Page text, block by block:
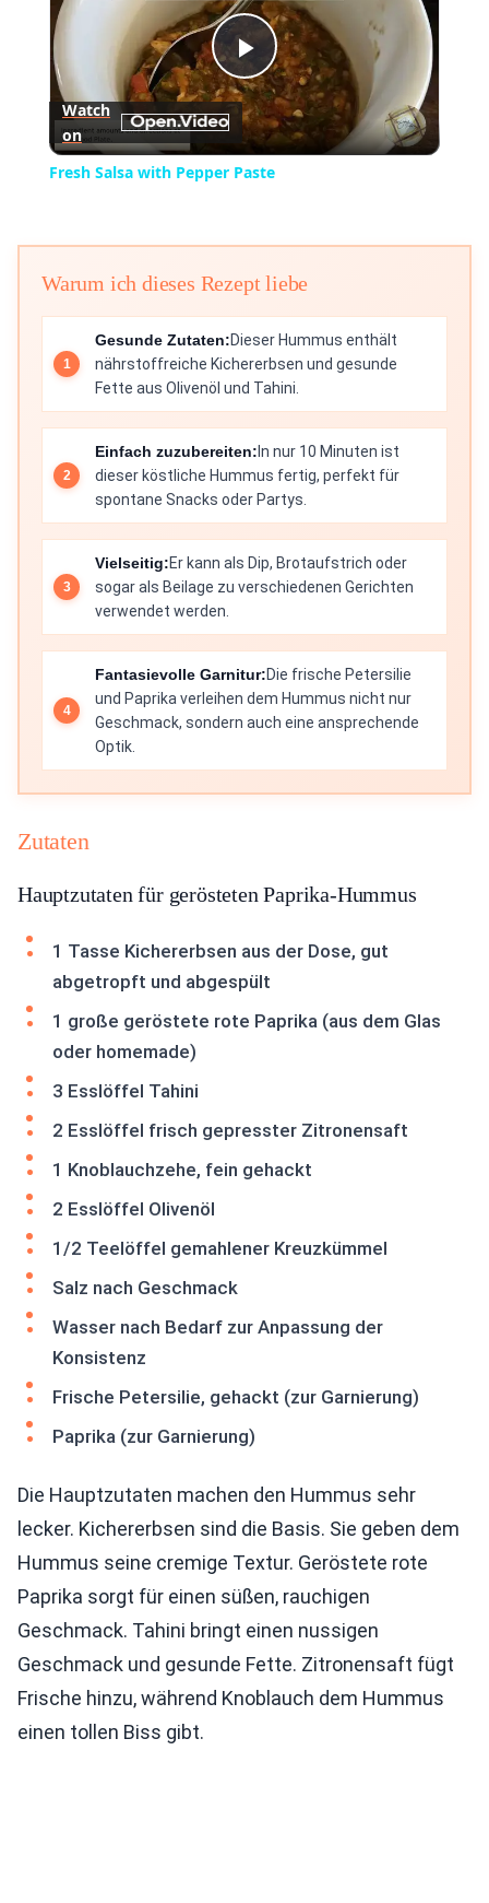
Play
Video
Watch
on
Fresh Salsa with Pepper Paste
Warum ich dieses Rezept liebe
Gesunde Zutaten:Dieser Hummus enthält
nährstoffreiche Kichererbsen und gesunde
Fette aus Olivenöl und Tahini.
Einfach zuzubereiten: In nur 10 Minuten ist
dieser köstliche Hummus fertig, perfekt für
spontane Snacks oder Partys.
Vielseitig:Er kann als Dip, Brotaufstrich oder
sogar als Beilage zu verschiedenen Gerichten
verwendet werden.
Fantasievolle Garnitur:Die frische Petersilie
und Paprika verleihen dem Hummus nicht nur
Geschmack, sondern auch eine ansprechende
Optik.
Zutaten
Hauptzutaten für gerösteten Paprika-Hummus
1 Tasse Kichererbsen aus der Dose, gut
abgetropft und abgespült
1 große geröstete rote Paprika (aus dem Glas
oder homemade)
3 Esslöffel Tahini
2 Esslöffel frisch gepresster Zitronensaft
1 Knoblauchzehe, fein gehackt
2 Esslöffel Olivenöl
1/2 Teelöffel gemahlener Kreuzkümmel
Salz nach Geschmack
Wasser nach Bedarf zur Anpassung der
Konsistenz
Frische Petersilie, gehackt (zur Garnierung)
Paprika (zur Garnierung)
Die Hauptzutaten machen den Hummus sehr
lecker. Kichererbsen sind die Basis. Sie geben dem
Hummus seine cremige Textur. Geröstete rote
Paprika sorgt für einen süßen, rauchigen
Geschmack. Tahini bringt einen nussigen
Geschmack und gesunde Fette. Zitronensaft fügt
Frische hinzu, während Knoblauch dem Hummus
einen tollen Biss gibt.